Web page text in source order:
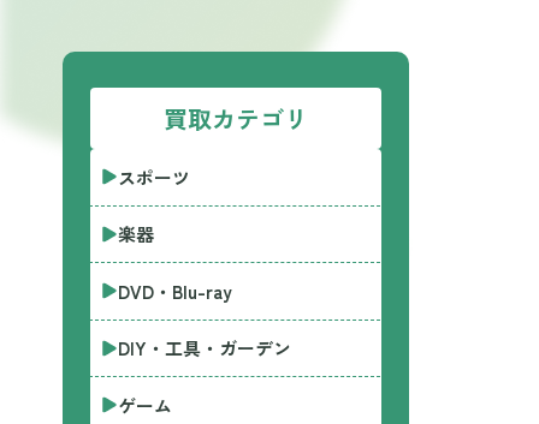
買取カテゴリ
スポーツ
楽器
DVD・Blu-ray
DIY・工具・ガーデン
ゲーム